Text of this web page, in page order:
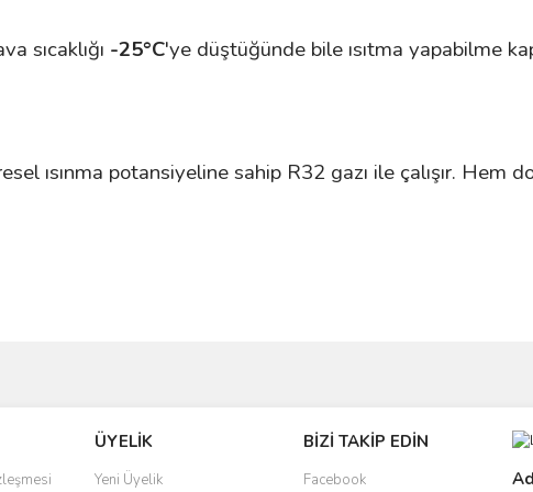
sıcaklığı -25°C'ye düştüğünde bile ısıtma yapabilme
ısınma potansiyeline sahip R32 gazı ile çalışır. Hem
ÜYELİK
Yeni Üyelik
BİZİ TAKİP EDİN
Facebook